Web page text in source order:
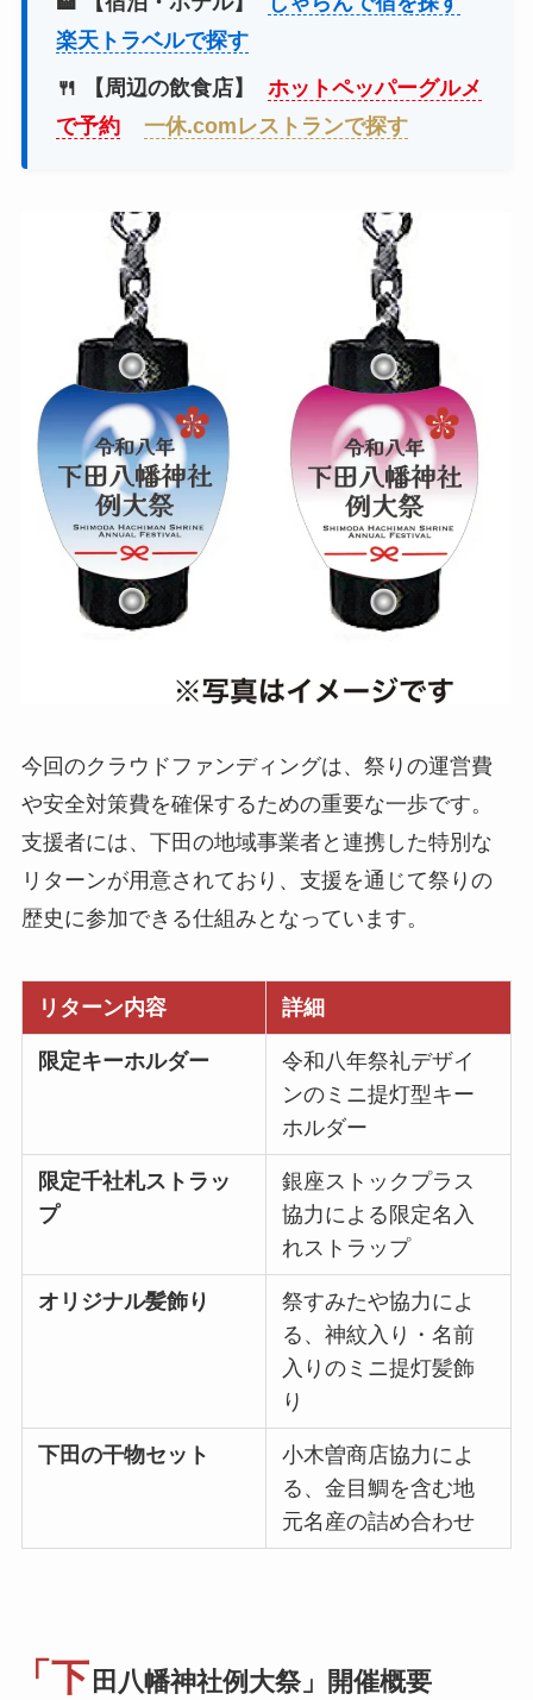
楽天トラベルで探す
🍴 【周辺の飲食店】
ホットペッパーグルメ
で予約
一休.comレストランで探す
今回のクラウドファンディングは、祭りの運営費
や安全対策費を確保するための重要な一歩です。
支援者には、下田の地域事業者と連携した特別な
リターンが用意されており、支援を通じて祭りの
歴史に参加できる仕組みとなっています。
リターン内容 詳細
限定キーホルダー
令和八年祭礼デザイ
ンのミニ提灯型キー
ホルダー
限定千社札ストラッ
プ
銀座ストックプラス
協力による限定名入
れストラップ
オリジナル髪飾り
祭すみたや協力によ
る、神紋入り・名前
入りのミニ提灯髪飾
り
下田の干物セット
小木曽商店協力によ
る、金目鯛を含む地
元名産の詰め合わせ
「下 田八幡神社例大祭」開催概要